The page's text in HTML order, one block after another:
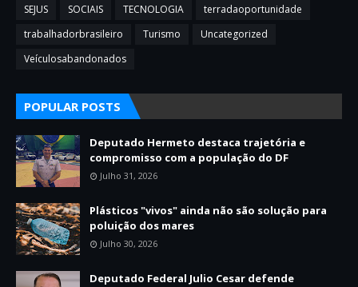
SEJUS
SOCIAIS TECNOLOGIA
terradaoportunidade
trabalhadorbrasileiro
Turismo
Uncategorized
Veículosabandonados
POPULAR POSTS
Deputado Hermeto destaca trajetória e
compromisso com a população do DF
Julho 31, 2026
Plásticos "vivos" ainda não são solução para
poluição dos mares
Julho 30, 2026
Deputado Federal Julio Cesar defende